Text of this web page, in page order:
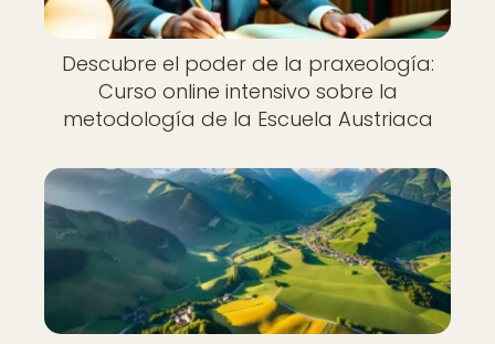
Descubre el poder de la praxeología:
Curso online intensivo sobre la
metodología de la Escuela Austriaca